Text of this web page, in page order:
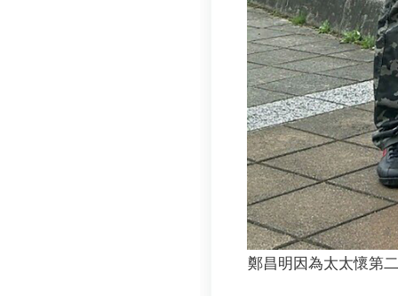
鄭昌明因為太太懷第